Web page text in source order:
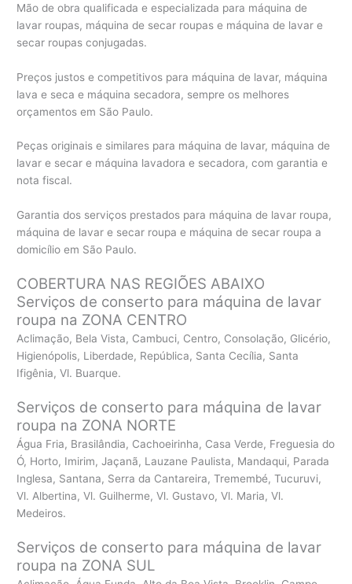
Mão de obra qualificada e especializada para máquina de
lavar roupas, máquina de secar roupas e máquina de lavar e
secar roupas conjugadas.
Preços justos e competitivos para máquina de lavar, máquina
lava e seca e máquina secadora, sempre os melhores
orçamentos em São Paulo.
Peças originais e similares para máquina de lavar, máquina de
lavar e secar e máquina lavadora e secadora, com garantia e
nota fiscal.
Garantia dos serviços prestados para máquina de lavar roupa,
máquina de lavar e secar roupa e máquina de secar roupa a
domicílio em São Paulo.
COBERTURA NAS REGIÕES ABAIXO
Serviços de conserto para máquina de lavar
roupa na ZONA CENTRO
Aclimação, Bela Vista, Cambuci, Centro, Consolação, Glicério,
Higienópolis, Liberdade, República, Santa Cecília, Santa
Ifigênia, Vl. Buarque.
Serviços de conserto para máquina de lavar
roupa na ZONA NORTE
Água Fria, Brasilândia, Cachoeirinha, Casa Verde, Freguesia do
Ó, Horto, Imirim, Jaçanã, Lauzane Paulista, Mandaqui, Parada
Inglesa, Santana, Serra da Cantareira, Tremembé, Tucuruvi,
Vl. Albertina, Vl. Guilherme, Vl. Gustavo, Vl. Maria, Vl.
Medeiros.
Serviços de conserto para máquina de lavar
roupa na ZONA SUL